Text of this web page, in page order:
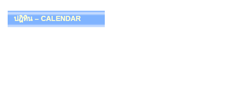
ปฎิทิน – CALENDAR